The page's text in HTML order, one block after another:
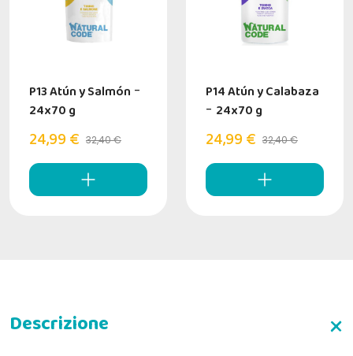
P13 Atún y Salmón -
24x70 g
24,99 € 32,40 €
P14 Atún y Calabaza
- 24x70 g
24,99 € 32,40 €